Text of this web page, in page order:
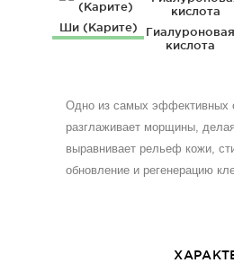
Ши (Карите)
Гиалуроновая
кислота
Одно из самых эффективных
разглаживает морщины,
выравнивает рельеф кожи,
обновление и регенерацию